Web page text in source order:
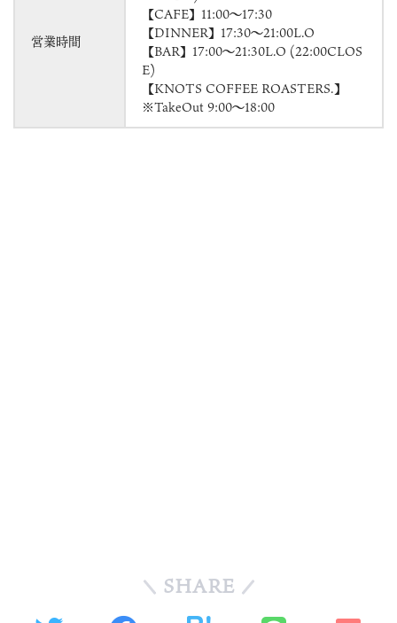
営業時間
【CAFE】11:00～17:30
【DINNER】17:30～21:00L.O
【BAR】17:00～21:30L.O (22:00CLOS
E)
【KNOTS COFFEE ROASTERS.】
※TakeOut 9:00～18:00
SHARE